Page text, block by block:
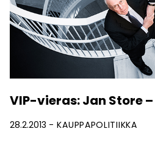
VIP-vieras: Jan Store
28.2.2013 KAUPPAPOLITIIKKA